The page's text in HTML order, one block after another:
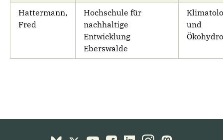
Hattermann,
Fred
Hochschule für
nachhaltige
Entwicklung
Eberswalde
und